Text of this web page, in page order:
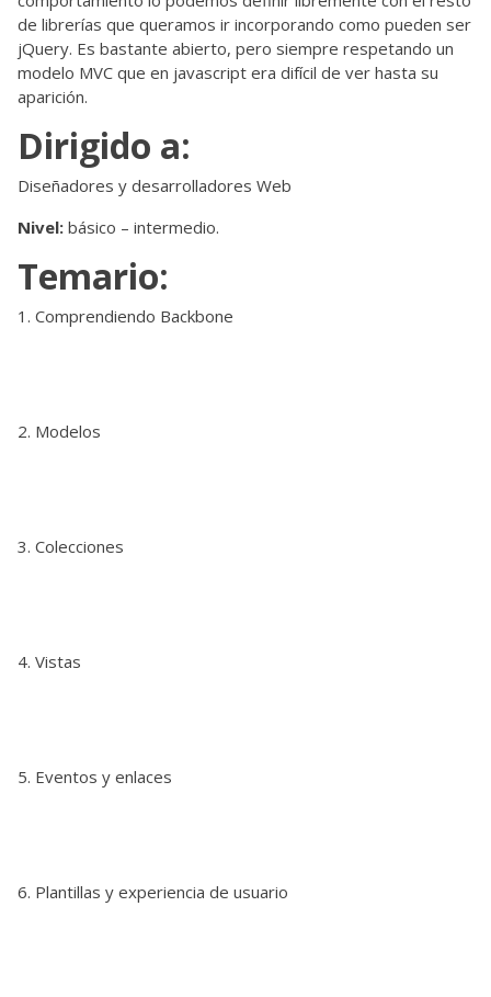
de librerías que queramos ir incorporando como pueden ser
jQuery. Es bastante abierto, pero siempre respetando un
modelo MVC que en javascript era difícil de ver hasta su
aparición.
Dirigido a:
Diseñadores y desarrolladores Web
Nivel: básico – intermedio.
Temario:
Comprendiendo Backbone
Modelos
Colecciones
Vistas
Eventos y enlaces
Plantillas y experiencia de usuario